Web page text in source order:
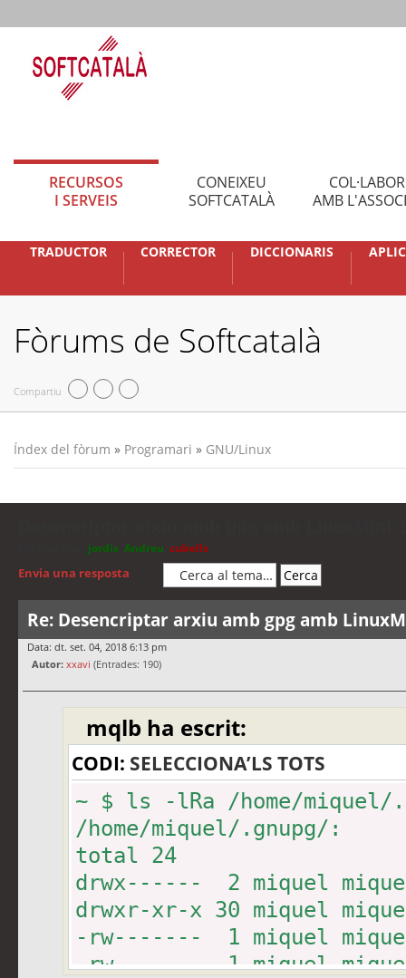
RECURSOS
I SERVEIS
CONEIXEU
SOFTCATALÀ
AMB
TRADUCTOR CORRECTOR DICCIONARIS
Fòrums de Softcatalà
Compartiu
Índex del fòrum » Programari » GNU/Linux
jordis Andreu cubells
Envia una resposta
Re: Desencriptar arxiu amb gpg amb
Data: dt. set. 04, 2018 6:13 pm
Autor: xxavi (Entrades: 190)
mqlb ha escrit:
CODI: SELECCIONA’LS TOTS
~ $ ls -lRa /home/miquel/
/home/miquel/.gnupg/:
total 24
drwx------ 2 miquel
drwxr-xr-x 30 miquel
-rw------- 1 miquel
-rw------- 1 miquel